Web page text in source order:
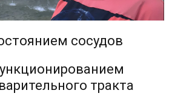
сосудов
тракта